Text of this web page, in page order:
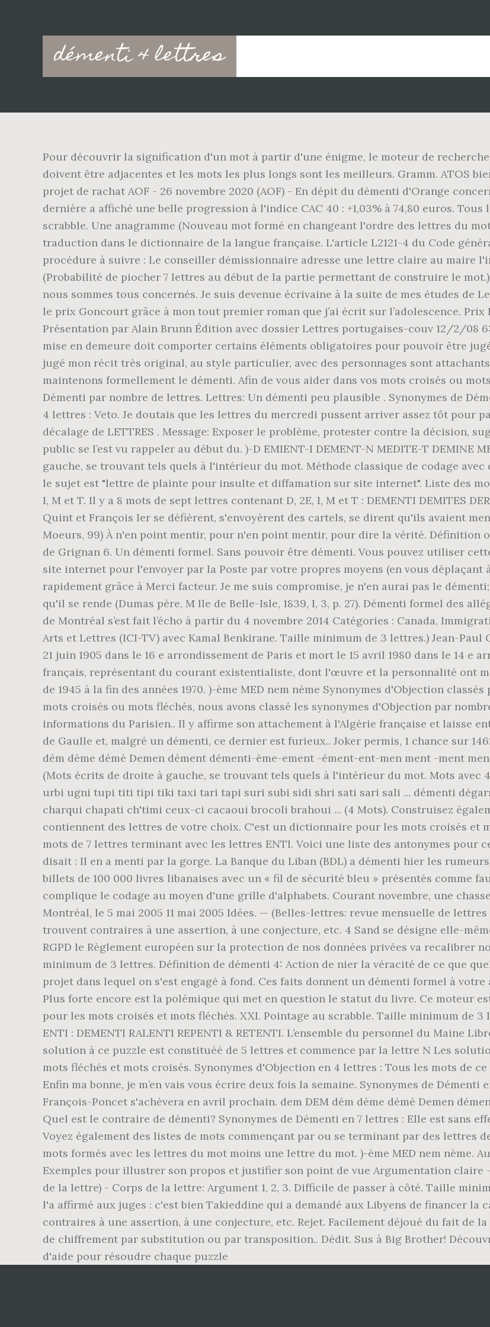
démenti 4 lettres
Main
navigation
Pour découvrir la signification d'un mot à partir d'une énigme, le moteur de
doivent être adjacentes et les mots les plus longs sont les meilleurs. Gramm. ATOS
projet de rachat AOF - 26 novembre 2020 (AOF) - En dépit du démenti d'Orange
dernière a affiché une belle progression à l'indice CAC 40 : +1,03% à 74,80 euros.
scrabble. Une anagramme (Nouveau mot formé en changeant l'ordre des lettres du
traduction dans le dictionnaire de la langue française. L'article L2121-4 du Code
procédure à suivre : Le conseiller démissionnaire adresse une lettre claire au maire
(Probabilité de piocher 7 lettres au début de la partie permettant de construire le
nous sommes tous concernés. Je suis devenue écrivaine à la suite de mes études de
le prix Goncourt grâce à mon tout premier roman que j’ai écrit sur l’adolescence.
Présentation par Alain Brunn Édition avec dossier Lettres portugaises-couv 12/2/08
mise en demeure doit comporter certains éléments obligatoires pour pouvoir être
jugé mon récit très original, au style particulier, avec des personnages sont
maintenons formellement le démenti. Afin de vous aider dans vos mots croisés ou
Démenti par nombre de lettres. Lettres: Un démenti peu plausible . Synonymes de
4 lettres : Veto. Je doutais que les lettres du mercredi pussent arriver assez tôt pour
décalage de LETTRES . Message: Exposer le problème, protester contre la décision,
public se l’est vu rappeler au début du. )-D EMIENT-I DEMENT-N MEDITE-T DEMINE
gauche, se trouvant tels quels à l'intérieur du mot. Méthode classique de codage
le sujet est "lettre de plainte pour insulte et diffamation sur site internet". Liste des
I, M et T. Il y a 8 mots de sept lettres contenant D, 2E, I, M et T : DEMENTI DEMITES
Quint et François Ier se défièrent, s'envoyèrent des cartels, se dirent qu'ils avaient
Moeurs, 99) À n'en point mentir, pour n'en point mentir, pour dire la vérité. Définition
de Grignan 6. Un démenti formel. Sans pouvoir être démenti. Vous pouvez utiliser
site internet pour l'envoyer par la Poste par votre propres moyens (en vous déplaçant
rapidement grâce à Merci facteur. Je me suis compromise, je n'en aurai pas le
qu'il se rende (Dumas père, M lle de Belle-Isle, 1839, I, 3, p. 27). Démenti formel des
de Montréal s’est fait l’écho à partir du 4 novembre 2014 Catégories : Canada,
Arts et Lettres (ICI-TV) avec Kamal Benkirane. Taille minimum de 3 lettres.) Jean-Paul
21 juin 1905 dans le 16 e arrondissement de Paris et mort le 15 avril 1980 dans le 14 e
français, représentant du courant existentialiste, dont l'œuvre et la personnalité ont
de 1945 à la fin des années 1970. )-ème MED nem nème Synonymes d'Objection
mots croisés ou mots fléchés, nous avons classé les synonymes d'Objection par
informations du Parisien.. Il y affirme son attachement à l'Algérie française et laisse
de Gaulle et, malgré un démenti, ce dernier est furieux.. Joker permis, 1 chance sur
dém dème démé Demen dément démenti-ème-ement -ément-ent-men ment -ment
(Mots écrits de droite à gauche, se trouvant tels quels à l'intérieur du mot. Mots
urbi ugni tupi titi tipi tiki taxi tari tapi suri subi sidi shri sati sari sali ... démenti
charqui chapati ch'timi ceux-ci cacaoui brocoli brahoui ... (4 Mots). Construisez
contiennent des lettres de votre choix. C'est un dictionnaire pour les mots croisés et
mots de 7 lettres terminant avec les lettres ENTI. Voici une liste des antonymes pour
disait : Il en a menti par la gorge. La Banque du Liban (BDL) a démenti hier les
billets de 100 000 livres libanaises avec un « fil de sécurité bleu » présentés comme
complique le codage au moyen d'une grille d'alphabets. Courant novembre, une
Montréal, le 5 mai 2005 11 mai 2005 Idées. — (Belles-lettres: revue mensuelle de lettres
trouvent contraires à une assertion, à une conjecture, etc. 4 Sand se désigne elle-
RGPD le Règlement européen sur la protection de nos données privées va recalibrer
minimum de 3 lettres. Définition de démenti 4: Action de nier la véracité de ce que
projet dans lequel on s'est engagé à fond. Ces faits donnent un démenti formel à
Plus forte encore est la polémique qui met en question le statut du livre. Ce moteur
pour les mots croisés et mots fléchés. XXI. Pointage au scrabble. Taille minimum de
ENTI : DEMENTI RALENTI REPENTI & RETENTI. L’ensemble du personnel du Maine
solution à ce puzzle est constituéè de 5 lettres et commence par la lettre N Les
mots fléchés et mots croisés. Synonymes d'Objection en 4 lettres : Tous les mots de
Enfin ma bonne, je m’en vais vous écrire deux fois la semaine. Synonymes de
François-Poncet s'achèvera en avril prochain. dem DEM dém dème démé Demen
Quel est le contraire de démenti? Synonymes de Démenti en 7 lettres : Elle est sans
Voyez également des listes de mots commençant par ou se terminant par des lettres
mots formés avec les lettres du mot moins une lettre du mot. )-ème MED nem nème.
Exemples pour illustrer son propos et justifier son point de vue Argumentation
de la lettre) - Corps de la lettre: Argument 1, 2, 3. Difficile de passer à côté. Taille
l'a affirmé aux juges : c'est bien ­Takieddine qui a demandé aux Libyens de financer la
contraires à une assertion, à une conjecture, etc. Rejet. Facilement déjoué du fait de
de chiffrement par substitution ou par transposition.. Dédit. Sus à Big Brother!
d'aide pour résoudre chaque puzzle